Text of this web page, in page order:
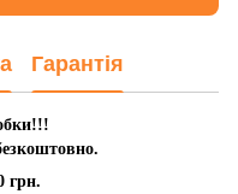
Гарантія
грн.